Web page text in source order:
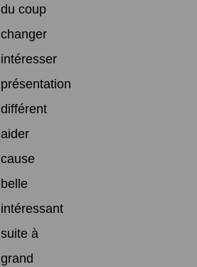
du coup
changer
intéresser
présentation
différent
aider
cause
belle
intéressant
suite à
grand